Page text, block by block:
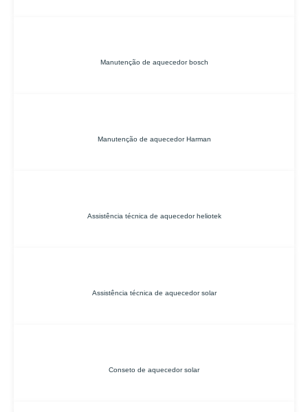
Manutenção de aquecedor bosch
Manutenção de aquecedor Harman
Assistência técnica de aquecedor heliotek
Assistência técnica de aquecedor solar
Conseto de aquecedor solar